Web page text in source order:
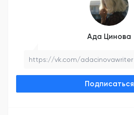
Ада Цинова
https://vk.com/adacinovawriter
Подписаться